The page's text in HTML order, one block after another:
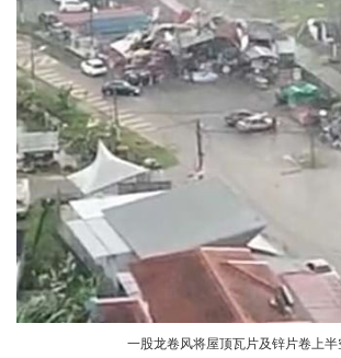
一股龙卷风将屋顶瓦片及锌片卷上半